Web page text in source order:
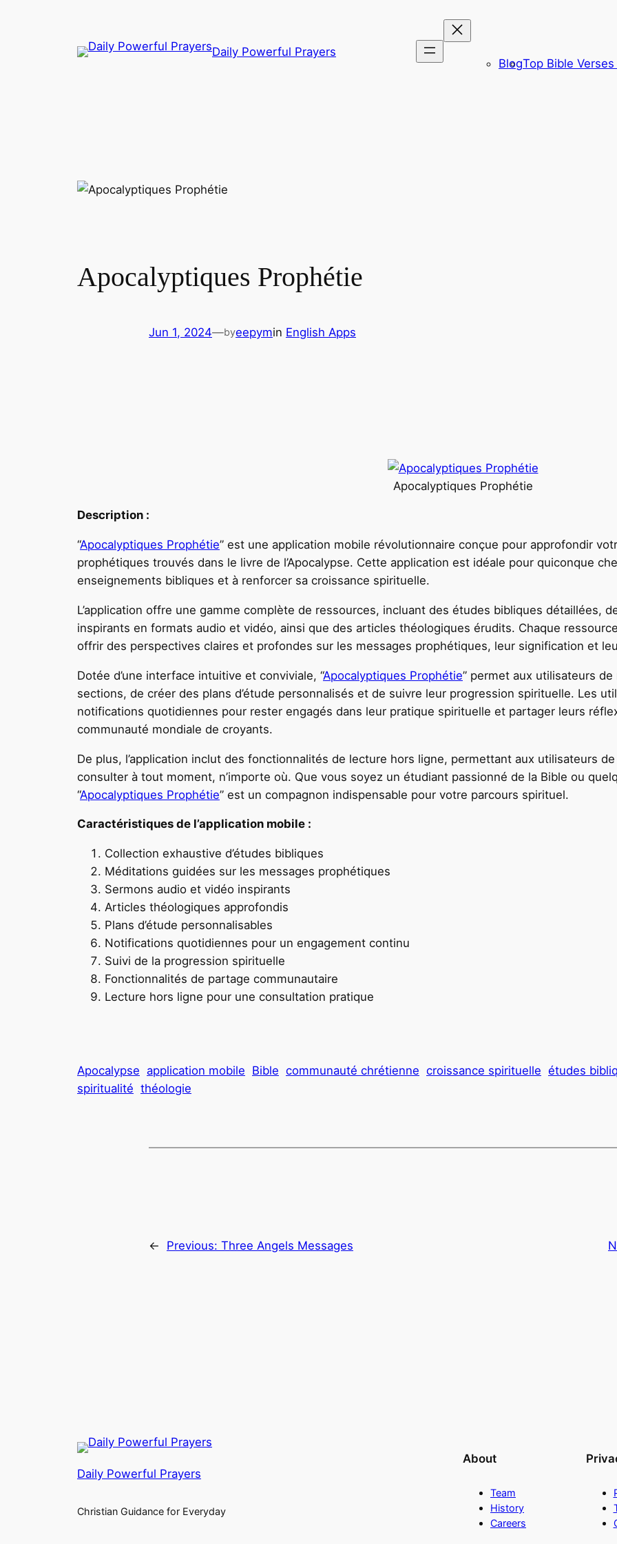
Daily Powerful Prayers
BlogTop Bible
Apocalyptiques Prophétie
Jun 1, 2024—byeepymin English Apps
Apocalyptiques Prophétie
Description :
“Apocalyptiques Prophétie” est une application mobile révolutionnaire conçue pour approfondir
prophétiques trouvés dans le livre de l’Apocalypse. Cette application est idéale pour quiconque
enseignements bibliques et à renforcer sa croissance spirituelle.
L’application offre une gamme complète de ressources, incluant des études bibliques détaillées,
inspirants en formats audio et vidéo, ainsi que des articles théologiques érudits. Chaque
offrir des perspectives claires et profondes sur les messages prophétiques, leur signification et
Dotée d’une interface intuitive et conviviale, “Apocalyptiques Prophétie” permet aux utilisateurs
sections, de créer des plans d’étude personnalisés et de suivre leur progression spirituelle. Les
notifications quotidiennes pour rester engagés dans leur pratique spirituelle et partager leurs
communauté mondiale de croyants.
De plus, l’application inclut des fonctionnalités de lecture hors ligne, permettant aux utilisateurs
consulter à tout moment, n’importe où. Que vous soyez un étudiant passionné de la Bible ou
“Apocalyptiques Prophétie” est un compagnon indispensable pour votre parcours spirituel.
Caractéristiques de l’application mobile :
Collection exhaustive d’études bibliques
Méditations guidées sur les messages prophétiques
Sermons audio et vidéo inspirants
Articles théologiques approfondis
Plans d’étude personnalisables
Notifications quotidiennes pour un engagement continu
Suivi de la progression spirituelle
Fonctionnalités de partage communautaire
Lecture hors ligne pour une consultation pratique
Apocalypse application mobile Bible communauté chrétienne croissance spirituelle études
spiritualité théologie
← Previous: Three Angels Messages
Daily Powerful Prayers
Christian Guidance for Everyday
About
Team
History
Careers